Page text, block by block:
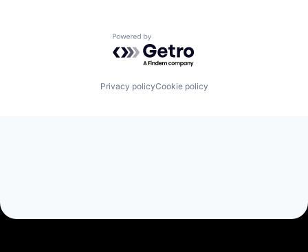
Powered by Getro.com
Privacy policyCookie policy